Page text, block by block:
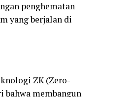
penghematan
yang berjalan di
ZK (Zero-
bahwa membangun